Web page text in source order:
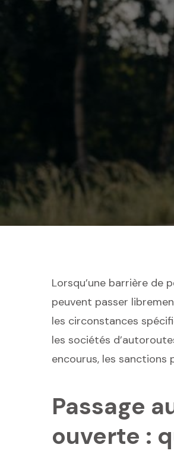
Lorsqu’une barrière de
peuvent passer
les circonstances
les sociétés
encourus, les sanctions
Passage
ouverte :